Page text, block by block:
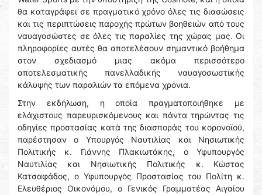
θα καταγράφει σε πραγματικό χρόνο όλες τις διασώσεις
και τις περιπτώσεις παροχής πρώτων βοηθειών από τους
ναυαγοσώστες σε όλες τις παραλίες της χώρας μας. Οι
πληροφορίες αυτές θα αποτελέσουν σημαντικό βοήθημα
στον σχεδιασμό μιας ακόμα περισσότερο
αποτελεσματικής πανελλαδικής ναυαγοσωστικής
κάλυψης των παραλιών τα επόμενα χρόνια.
Στην εκδήλωση, η οποία πραγματοποιήθηκε με
ελάχιστους παρευρισκόμενους και πάντα τηρώντας τις
οδηγίες προστασίας κατά της διασποράς του κορονοϊού,
παρέστησαν ο Υπουργός Ναυτιλίας και Νησιωτικής
Πολιτικής κ. Γιάννης Πλακιωτάκης, ο Υφυπουργός
Ναυτιλίας και Νησιωτικής Πολιτικής κ. Κώστας
Κατσαφάδος, ο Υφυπουργός Προστασίας του Πολίτη κ.
Ελευθέριος Οικονόμου, ο Γενικός Γραμματέας Αιγαίου